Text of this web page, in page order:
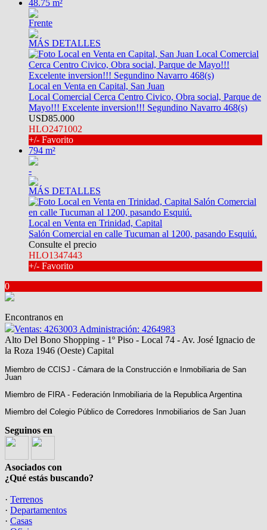
48.75 m²
Frente
MÁS DETALLES
Local en Venta en Capital, San Juan
Local Comercial Cerca Centro Civico, Obra social, Parque de
Mayo!!! Excelente inversion!!! Segundino Navarro 468(s)
USD85.000
HLO2471002
+/- Favorito
794 m²
-
MÁS DETALLES
Local en Venta en Trinidad, Capital
Salón Comercial en calle Tucuman al 1200, pasando Esquiú.
Consulte el precio
HLO1347443
+/- Favorito
0
Encontranos en
Ventas: 4263003 Administración: 4264983
Alto Del Bono Shopping - 1º Piso - Local 74 - Av. José Ignacio de
la Roza 1946 (Oeste) Capital
Miembro de CCISJ - Cámara de la Construcción e Inmobiliaria de San
Juan
Miembro de FIRA - Federación Inmobiliaria de la Republica Argentina
Miembro del Colegio Público de Corredores Inmobiliarios de San Juan
Seguinos en
Asociados con
¿Qué estás buscando?
· Terrenos
· Departamentos
· Casas